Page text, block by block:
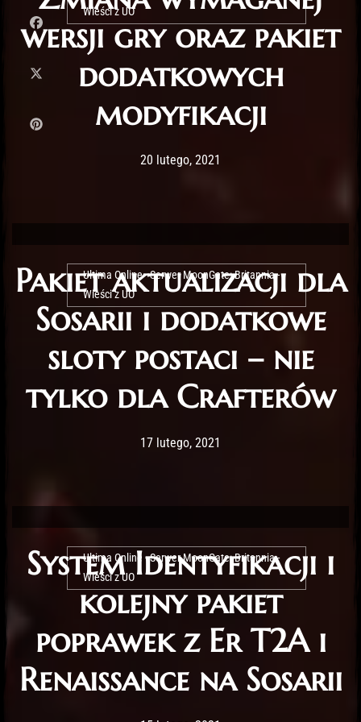
Wieści z UO
wersji gry oraz pakiet
dodatkowych
modyfikacji
Post has published by
20 lutego, 2021
Ultima Online - Serwer MoonGate: Britannia -
Wieści z UO
Pakiet aktualizacji dla
Sosarii i dodatkowe
sloty postaci – nie
tylko dla Crafterów
Post has published by
17 lutego, 2021
Ultima Online - Serwer MoonGate: Britannia -
Wieści z UO
System Identyfikacji i
kolejny pakiet
poprawek z Er T2A i
Renaissance na Sosarii